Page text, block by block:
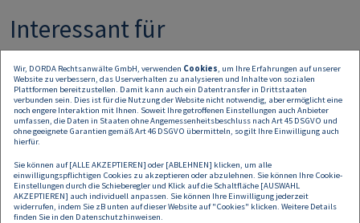
Interessant für
Compliance-Officer
Geldwäschebeauftragte
Vorstands- und Aufsichtsratsmitglieder, Leiter und Mitarbeiter
der Aufsichtsbehörden
Führungskräfte und Mitarbeiter von Banken, Versicherungen und
Finanzdienstleistern
Wirtschaftstreuhänder
Rechtsanwälte u. a.
Hier geht es zur Anmeldung:Finanzprodukte im Fokus von Compliance-
Wir, DORDA Rechtsanwälte GmbH, verwenden Cookies, um Ihre Erfahrungen auf unserer
Website zu verbessern, das Userverhalten zu analysieren und Inhalte von sozialen
Plattformen bereitzustellen. Damit kann auch ein Datentransfer in Drittstaaten
verbunden sein. Dies ist für die Nutzung der Website nicht notwendig, aber ermöglicht eine
noch engere Interaktion mit Ihnen. Soweit Ihre getroffenen Einstellungen auch Anbieter
umfassen, die Daten in Staaten ohne Angemessenheitsbeschluss nach Art 45 DSGVO und
ohne geeignete Garantien gemäß Art 46 DSGVO übermitteln, so gilt Ihre Einwilligung auch
hierfür.
Sie können auf [ALLE AKZEPTIEREN] oder [ABLEHNEN] klicken, um alle
einwilligungspflichtigen Cookies zu akzeptieren oder abzulehnen. Sie können Ihre Cookie-
Einstellungen durch die Schieberegler und Klick auf die Schaltfläche [AUSWAHL
AKZEPTIEREN] auch individuell anpassen. Sie können Ihre Einwilligung jederzeit
widerrufen, indem Sie zB unten auf dieser Website auf "Cookies" klicken. Weitere Details
finden Sie in den Datenschutzhinweisen.